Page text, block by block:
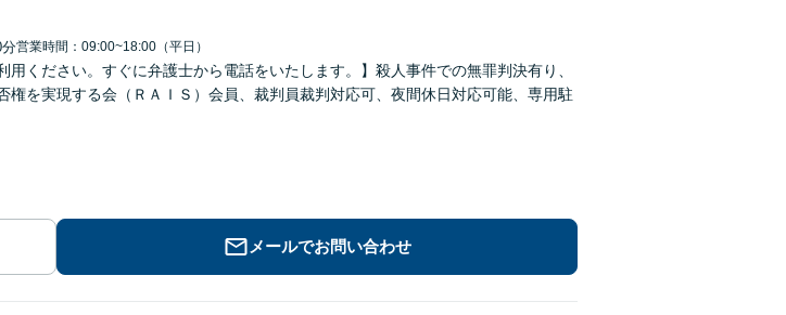
営業時間：09:00~18:00（平日）
用ください。すぐに弁護士から電話をいたします。】殺人事件での無罪判決有り、
権を実現する会（ＲＡＩＳ）会員、裁判員裁判対応可、夜間休日対応可能、専用駐
メールでお問い合わせ